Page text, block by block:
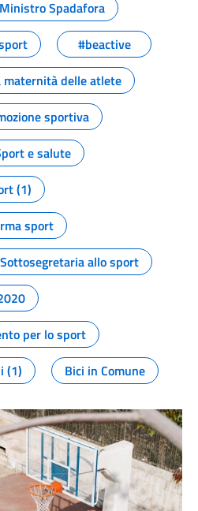
Ministro Spadafora
#beactive
maternità delle atlete
sportiva
e salute
(1)
sport
Sottosegretaria allo sport
per lo sport
(1) Bici in Comune